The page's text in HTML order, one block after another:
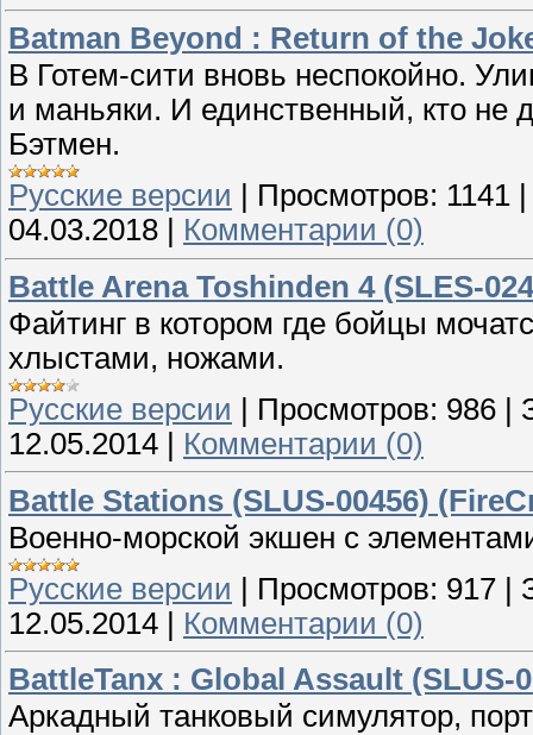
Batman Beyond : Return of the
В Готем-сити вновь неспокойно.
и маньяки. И единственный, кто не
Бэтмен.
Русские версии
Просмотров: 1141
04.03.2018
Комментарии (0)
Battle Arena Toshinden 4 (SLES-
Файтинг в котором где бойцы
хлыстами, ножами.
Русские версии
Просмотров: 986
12.05.2014
Комментарии (0)
Battle Stations (SLUS-00456)
Военно-морской экшен с
Русские версии | Просмотров: 917 |
12.05.2014 | Комментарии (0)
BattleTanx : Global Assault (SLUS-
Аркадный танковый симулятор,